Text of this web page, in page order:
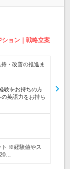
ョン｜戦略立案
・改善の推進ま
験をお持ちの方
英語力をお持ち
ト ※経験値やス